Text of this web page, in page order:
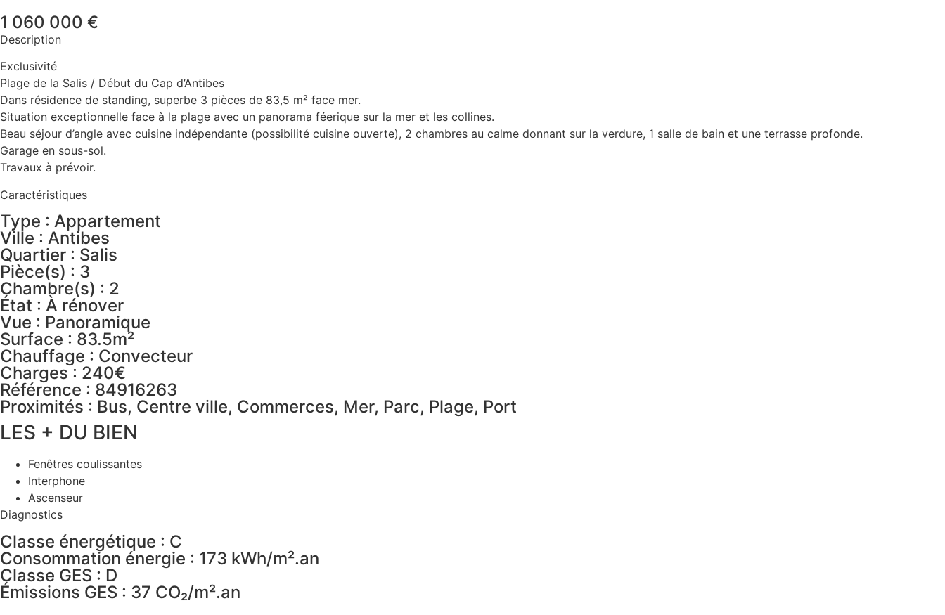
1 060 000 €
Description
Exclusivité
Plage de la Salis / Début du Cap d’Antibes
Dans résidence de standing, superbe 3 pièces de 83,5 m² face mer.
Situation exceptionnelle face à la plage avec un panorama féerique sur la mer et les collines.
Beau séjour d’angle avec cuisine indépendante (possibilité cuisine ouverte), 2 chambres au calme donnant sur la verdure, 1 salle de bain et une terrasse profonde.
Garage en sous-sol.
Travaux à prévoir.
Caractéristiques
Type : Appartement
Ville : Antibes
Quartier : Salis
Pièce(s) : 3
Chambre(s) : 2
État : À rénover
Vue : Panoramique
Surface : 83.5m²
Chauffage : Convecteur
Charges : 240€
Référence : 84916263
Proximités : Bus, Centre ville, Commerces, Mer, Parc, Plage, Port
LES + DU BIEN
Fenêtres coulissantes
Interphone
Ascenseur
Diagnostics
Classe énergétique : C
Consommation énergie : 173 kWh/m².an
Classe GES : D
Émissions GES : 37 CO₂/m².an